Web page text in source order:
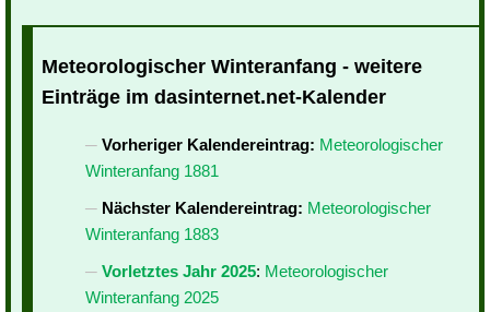
Meteorologischer Winteranfang - weitere
Einträge im dasinternet.net-Kalender
Vorheriger Kalendereintrag: Meteorologischer
Winteranfang 1881
Nächster Kalendereintrag: Meteorologischer
Winteranfang 1883
Vorletztes Jahr 2025: Meteorologischer
Winteranfang 2025